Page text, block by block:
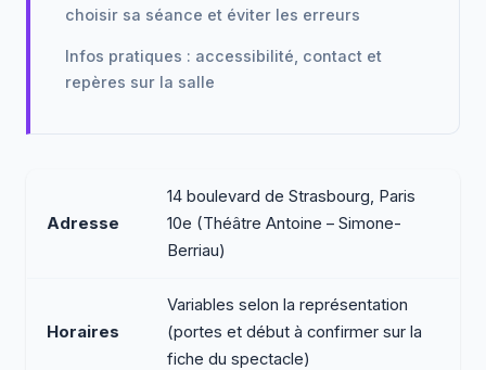
choisir sa séance et éviter les erreurs
Infos pratiques : accessibilité, contact et
repères sur la salle
Adresse
14 boulevard de Strasbourg, Paris
10e (Théâtre Antoine – Simone-
Berriau)
Horaires
Variables selon la représentation
(portes et début à confirmer sur la
fiche du spectacle)